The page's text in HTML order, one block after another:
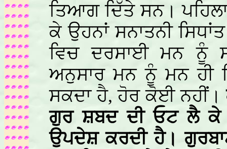
ਤਿਆਗ ਦਿੱਤੇ ਸਨ।
ਕੇ ਉਹਨਾਂ ਸਨਾਤਨੀ
ਵਿਚ ਦਰਸਾਈ ਮਨ ਨੂੰ
ਅਨੁਸਾਰ ਮਨ ਨੂੰ ਮਨ ਹੀ
ਸਕਦਾ ਹੈ, ਹੋਰ ਕੋਈ ਨਹੀਂ।
ਗੁਰ ਸ਼ਬਦ ਦੀ ਓਟ ਲੈ
ਉਪਦੇਸ਼ ਕਰਦੀ ਹੈ।